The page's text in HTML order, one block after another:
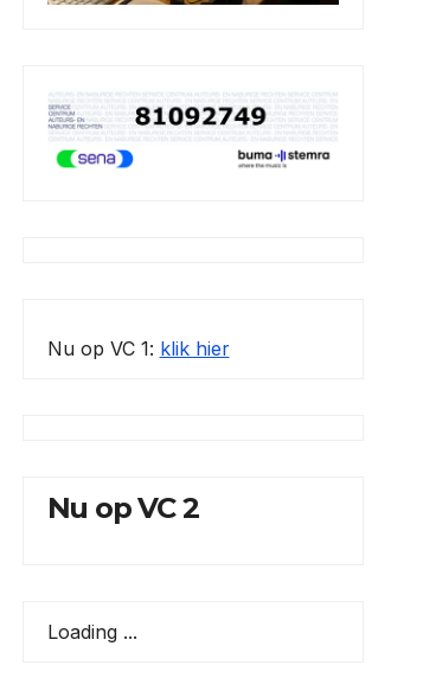
Nu op VC 1: klik hier
Nu op VC 2
Loading ...